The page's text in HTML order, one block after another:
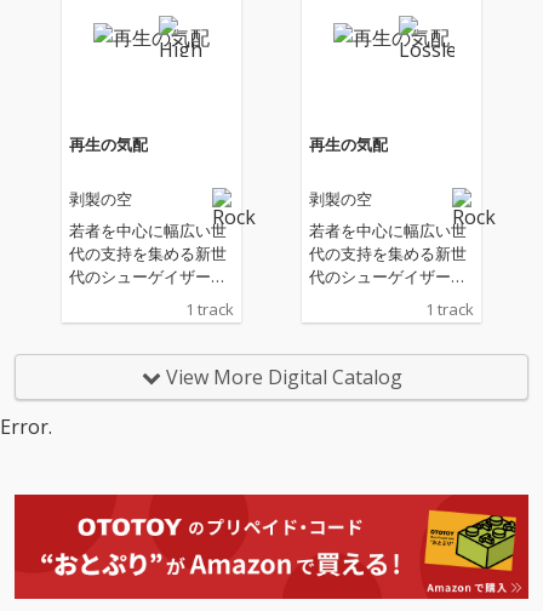
色を織り込んだ全 10
章からなる本作は、滅
入・脱退を経て、オリ
ジナルメンバーへと回
て完成した本作は、
「繁栄と終焉――そし
て反復」をコンセプト
とする壮大な三部作の
舞台は、文明が滅 びた
き残った者たちが、失
われた真実へと歩み出
ず、鍵盤、弦、管楽器
を大々的に取り入れた
意欲的なサウンドアプ
ローチを採用。クラシ
色を織り込んだ全 10
章からなる本作は、滅
入・脱退を経て、オリ
ジナルメンバーへと回
て完成した本作は、
「繁栄と終焉――そし
て反復」をコンセプト
とする壮大な三部作の
舞台は、文明が滅 びた
き残った者たちが、失
われた真実へと歩み出
ず、鍵盤、弦、管楽器
を大々的に取り入れた
意欲的なサウンドアプ
ローチを採用。クラシ
再生の気配
剥製の空
若者を中心に幅広い世
代の支持を集める新世
代のシューゲイザー／
ポストロックバンド。
ボーカルの活動休止に
ho (Moon In June)を迎
え、待望の2ndシング
ンドに叙情的な歌詞、
ノスタルジー溢れるメ
ロディをのせ再生への
希望をかき鳴らす。
1 track
再生の気配
剥製の空
若者を中心に幅広い世
代の支持を集める新世
代のシューゲイザー／
ポストロックバンド。
ボーカルの活動休止に
ho (Moon In June)を迎
え、待望の2ndシング
退廃的な世界観のサウ
ンドに叙情的な歌詞、
ノスタルジー溢れるメ
ロディをのせ再生への
希望をかき鳴らす。
1 track
View More Digital Catalog
Error.